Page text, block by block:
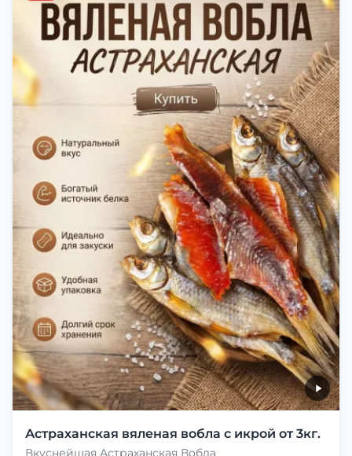
Астраханская вяленая вобла с икрой от 3кг.
Вкуснейшая Астраханская Вобла